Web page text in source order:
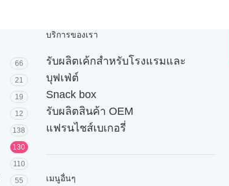
66
21
19
12
138
130
110
55
บริการของเรา
รับผลิตเค้กสำหรับโรงแรมและ
บุฟเฟ่ต์
Snack box
รับผลิตสินค้า OEM
แฟรนไชส์เบเกอรี่
เมนูอื่นๆ